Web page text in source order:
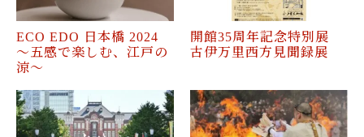
ECO EDO 日本橋 2024
～五感で楽しむ、江戸の
涼～
開館35周年記念特別展
古伊万里西方見聞録展